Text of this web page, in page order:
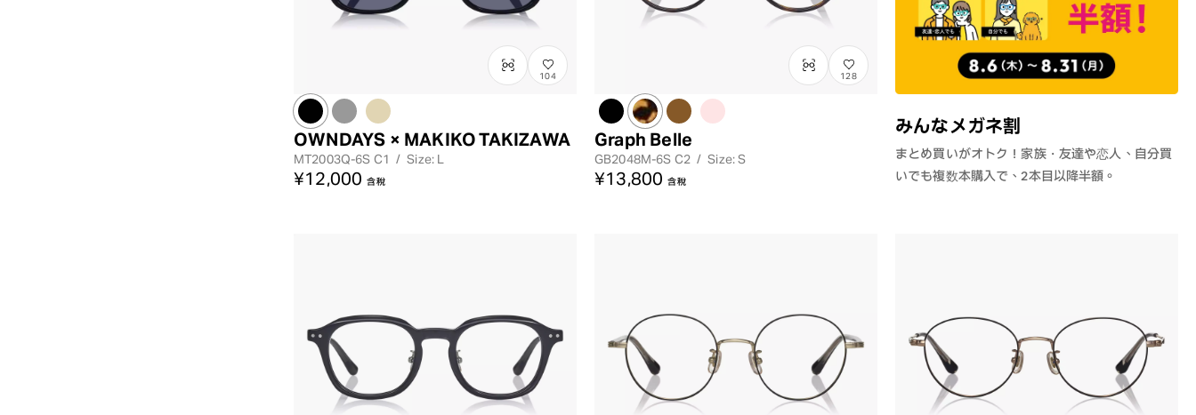
みんなメガネ割
まとめ買いがオトク！家族・友達や恋人、自分買
いでも複数本購入で、2本目以降半額。
104
OWNDAYS × MAKIKO TAKIZAWA
MT2003Q-6S C1 / Size: L
¥12,000 含稅
128
Graph Belle
GB2048M-6S C2 / Size: S
¥13,800 含稅